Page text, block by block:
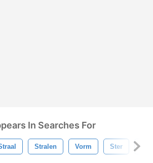
In Searches For
Stralen Vorm Ster